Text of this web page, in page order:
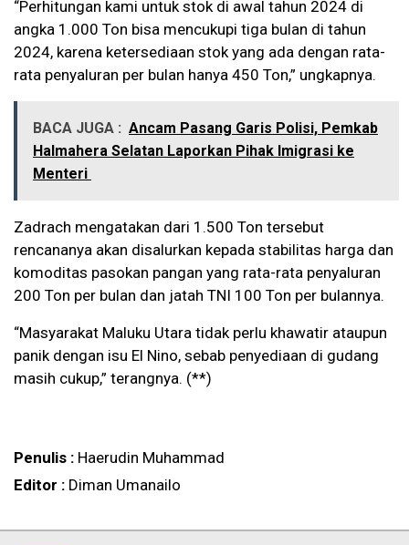
“Perhitungan kami untuk stok di awal tahun 2024 di
angka 1.000 Ton bisa mencukupi tiga bulan di tahun
2024, karena ketersediaan stok yang ada dengan rata-
rata penyaluran per bulan hanya 450 Ton,” ungkapnya.
BACA JUGA : Ancam Pasang Garis Polisi, Pemkab
Halmahera Selatan Laporkan Pihak Imigrasi ke
Menteri
Zadrach mengatakan dari 1.500 Ton tersebut
rencananya akan disalurkan kepada stabilitas harga dan
komoditas pasokan pangan yang rata-rata penyaluran
200 Ton per bulan dan jatah TNI 100 Ton per bulannya.
“Masyarakat Maluku Utara tidak perlu khawatir ataupun
panik dengan isu El Nino, sebab penyediaan di gudang
masih cukup,” terangnya. (**)
Penulis : Haerudin Muhammad
Editor : Diman Umanailo